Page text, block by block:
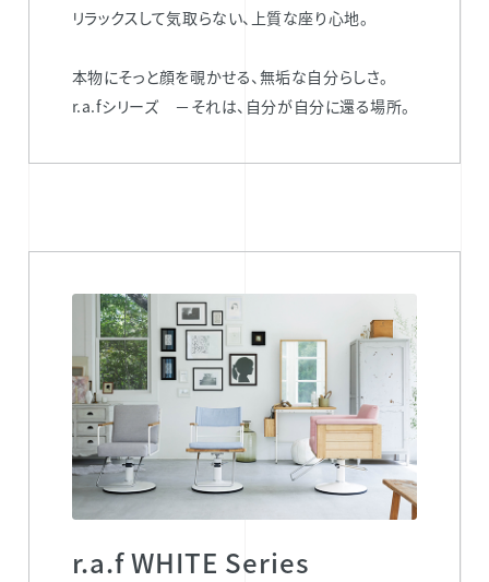
リラックスして気取らない、上質な座り心地。
本物にそっと顔を覗かせる、無垢な自分らしさ。
r.a.fシリーズ －それは、自分が自分に還る場所。
r.a.f WHITE Series